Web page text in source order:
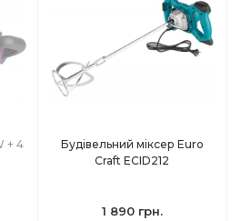
+ 4
Будівельний міксер Euro
Craft ECID212
1 890 грн.